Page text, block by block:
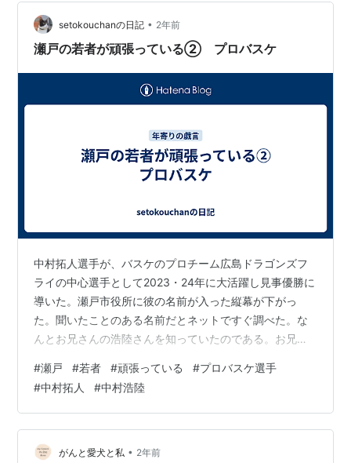
setokouchanの日記 • 2年前
瀬戸の若者が頑張っている② プロバスケ
中村拓人選手が、バスケのプロチーム広島ドラゴンズフ
ライの中心選手として2023・24年に大活躍し見事優勝に
導いた。瀬戸市役所に彼の名前が入った縦幕が下がっ
た。聞いたことのある名前だとネットですぐ調べた。な
んとお兄さんの浩陸さんを知っていたのである。お兄さ
グルスの選手なのだ。 兄弟で大東文化大学で活躍し、卒
業後、別々のプロチームで活動。そしてB.LEAGUE
2023-24の準決勝で兄弟対決をし、広島が勝ち上がり、
決勝で琉球と対戦し広島が優勝した。中村兄弟がトップ
で活躍している。しかも瀬戸でも效範連区（效範・東山
#瀬戸 #若者 #頑張っている #プロバスケ選手
#中村拓人 #中村浩陸
がんと愛犬と私 • 2年前